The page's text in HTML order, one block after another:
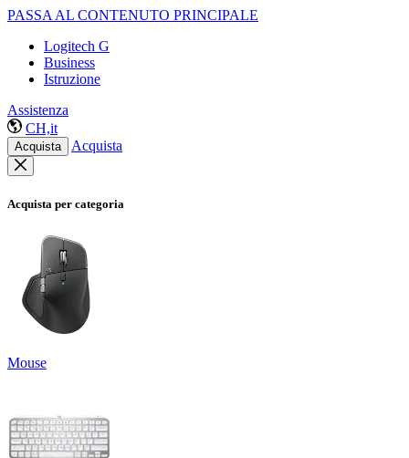
PASSA AL CONTENUTO PRINCIPALE
Logitech G
Business
Istruzione
Assistenza
CH,it
Acquista Acquista
Acquista per categoria
Mouse